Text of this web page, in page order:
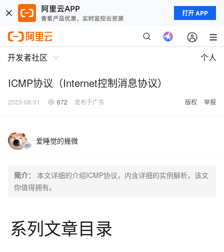
打开 APP
开发者社区 个人
ICMP协议（Internet控制消息协议）
2023-08-31 672 发布于广东 版权 举报
爱睡觉的幾微
简介：
本文详细的介绍ICMP协议，内含详细的实例解析，该文
你值得拥有。
系列文章目录